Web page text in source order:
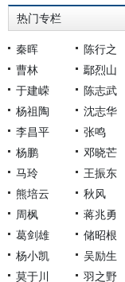
热门专栏
秦晖 陈行之
曹林
鄢烈山
于建嵘
陈志武
杨祖陶
沈志华
李昌平
张鸣
杨鹏
邓晓芒
马玲
王振东
熊培云
秋风
周枫
蒋兆勇
葛剑雄
储昭根
杨小凯
吴励生
莫于川
羽之野